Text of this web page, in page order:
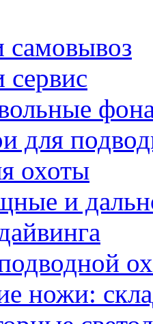
самовывоз
сервис
для
охоты
и
ножи: